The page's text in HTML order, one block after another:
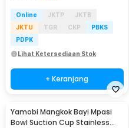
Online JKTP
JKTB
JKTU
TGR CKP
PBKS
PDPK
Lihat Ketersediaan Stok
+ Keranjang
Baru
Yamobi Mangkok Bayi Mpasi
Bowl Suction Cup Stainless